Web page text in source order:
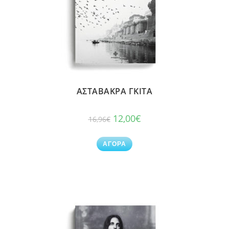
ΑΣΤΑΒΑΚΡΑ ΓΚΙΤΑ
16,96€ 12,00€
ΑΓΟΡΑ